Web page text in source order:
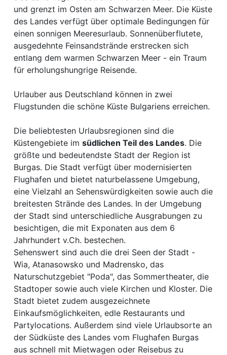
und grenzt im Osten am Schwarzen Meer. Die Küste
des Landes verfügt über optimale Bedingungen für
einen sonnigen Meeresurlaub. Sonnenüberflutete,
ausgedehnte Feinsandstrände erstrecken sich
entlang dem warmen Schwarzen Meer - ein Traum
für erholungshungrige Reisende.
Urlauber aus Deutschland können in zwei
Flugstunden die schöne Küste Bulgariens erreichen.
Die beliebtesten Urlaubsregionen sind die
Küstengebiete im südlichen Teil des Landes. Die
größte und bedeutendste Stadt der Region ist
Burgas. Die Stadt verfügt über modernisierten
Flughafen und bietet naturbelassene Umgebung,
eine Vielzahl an Sehenswürdigkeiten sowie auch die
breitesten Strände des Landes. In der Umgebung
der Stadt sind unterschiedliche Ausgrabungen zu
besichtigen, die mit Exponaten aus dem 6
Jahrhundert v.Ch. bestechen.
Sehenswert sind auch die drei Seen der Stadt -
Wia, Atanasowsko und Madrensko, das
Naturschutzgebiet "Poda", das Sommertheater, die
Stadtoper sowie auch viele Kirchen und Kloster. Die
Stadt bietet zudem ausgezeichnete
Einkaufsmöglichkeiten, edle Restaurants und
Partylocations. Außerdem sind viele Urlaubsorte an
der Südküste des Landes vom Flughafen Burgas
aus schnell mit Mietwagen oder Reisebus zu